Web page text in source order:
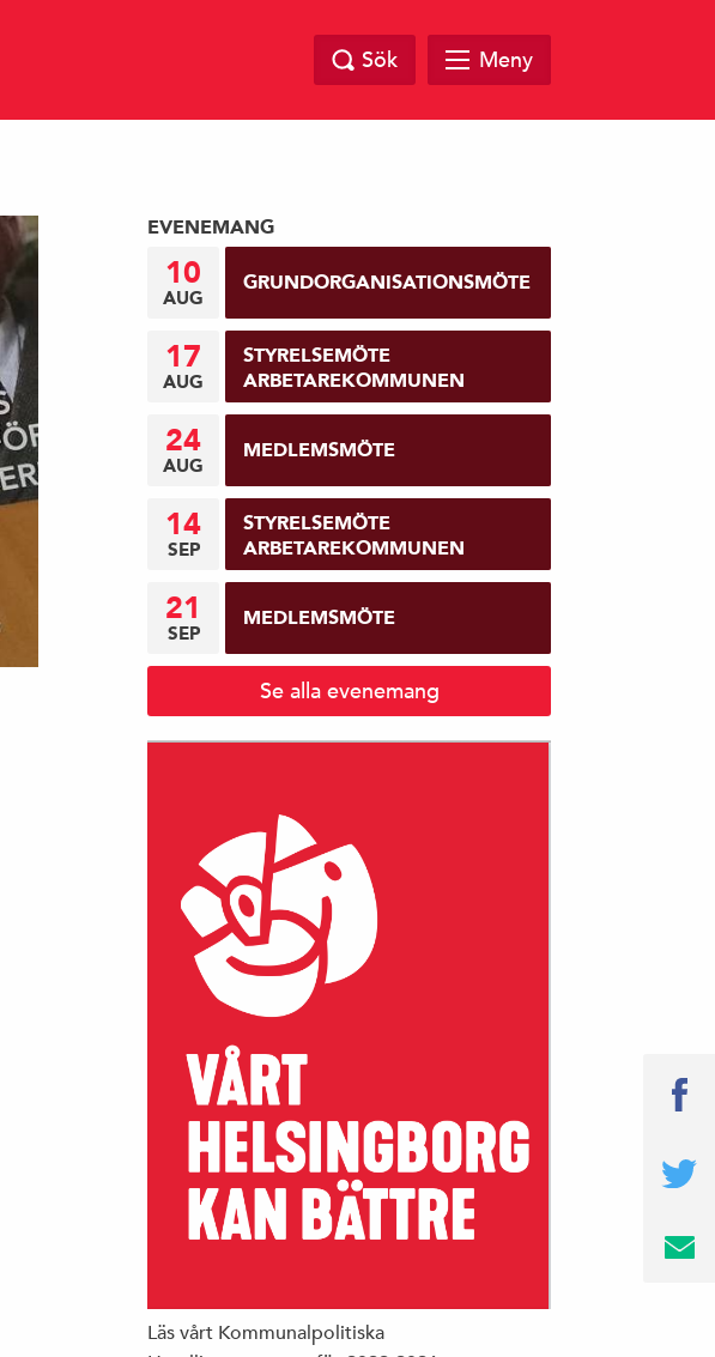
Sök Meny
EVENEMANG
10
AUG
GRUNDORGANISATIONSMÖTE
17
AUG
STYRELSEMÖTE
ARBETAREKOMMUNEN
24
AUG
MEDLEMSMÖTE
14
SEP
STYRELSEMÖTE
ARBETAREKOMMUNEN
21
SEP
MEDLEMSMÖTE
Se alla evenemang
Läs vårt Kommunalpolitiska